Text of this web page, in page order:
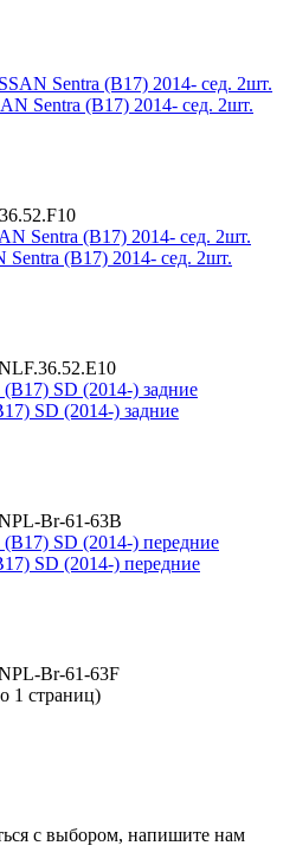
Sentra (B17) 2014- сед. 2шт.
(B17) 2014- сед. 2шт.
SD (2014-) задние
Br-61-63B
SD (2014-) передние
Br-61-63F
1 страниц)
с выбором, напишите нам